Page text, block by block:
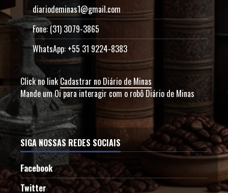
diariodeminas1@gmail.com
Fone: (31) 3079-3865
WhatsApp: +55 31 9224-8383
Click no link Cadastrar no Diário de Minas
Mande um Oi para interagir com o robô Diário de Minas
SIGA NOSSAS REDES SOCIAIS
Facebook
Twitter